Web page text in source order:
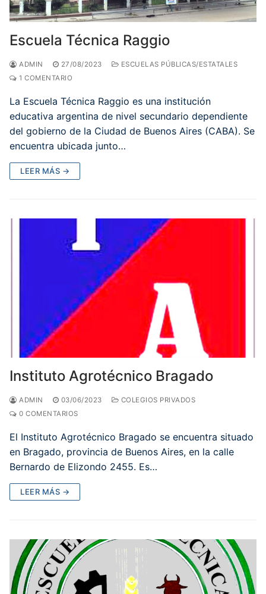
Escuela Técnica Raggio
ADMIN 27/08/2023
ESCUELAS PÚBLICAS/ESTATALES
1 COMENTARIO
La Escuela Técnica Raggio es una institución
educativa argentina de nivel secundario dependiente
del gobierno de la Ciudad de Buenos Aires (CABA). Se
encuentra ubicada junto…
LEER MÁS →
Instituto Agrotécnico Bragado
ADMIN 03/06/2023
COLEGIOS PRIVADOS
0 COMENTARIOS
El Instituto Agrotécnico Bragado se encuentra situado
en Bragado, provincia de Buenos Aires, en la calle
Bernardo de Elizondo 2455. Es…
LEER MÁS →